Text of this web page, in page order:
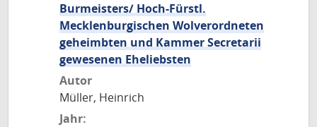
Burmeisters/ Hoch-Fürstl.
Mecklenburgischen Wolverordneten
geheimbten und Kammer Secretarii
gewesenen Eheliebsten
Autor
Müller, Heinrich
Jahr: